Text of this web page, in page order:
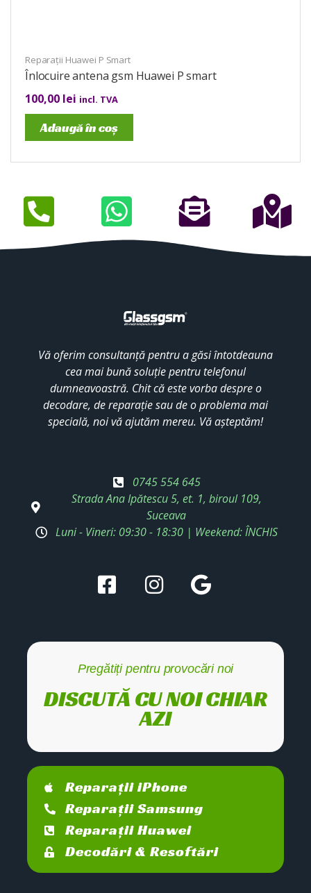
Reparații Huawei P Smart
Înlocuire antena gsm Huawei P smart
100,00 lei incl. TVA
Adaugă în coș
Vă oferim consultanță pentru a găsi întotdeauna
cea mai bună soluție pentru telefonul
dumneavoastră. Chit că este vorba despre o
decodare, de reparație sau de o problema mai
specială, noi vă ajutăm mereu. Vă așteptăm!
0745 554 645
Strada Ana Ipătescu 5, et. 1, biroul 109,
Suceava
Luni - Vineri: 09:30 - 18:30 | Weekend: ÎNCHIS
Pregătiți pentru provocări noi
DISCUTĂ CU NOI CHIAR
AZI
Reparații iPhone
Reparații Samsung
Reparații Huawei
Decodări & Resoftări